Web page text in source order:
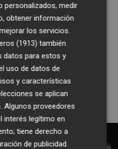
actualidad de
en tu correo
personalizados, medir
obtener información
los servicios.
(1913) también
datos para estos y
uso de datos de
y características
se aplican
Algunos proveedores
interés legítimo en
tiene derecho a
de publicidad.